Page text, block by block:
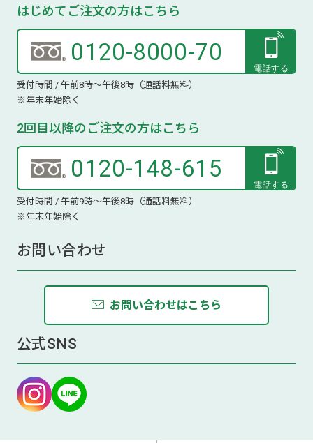
はじめてご注文の方はこちら
0120-8000-70
受付時間 / 午前8時～午後8時（通話料無料）
※年末年始除く
2回目以降のご注文の方はこちら
0120-148-615
受付時間 / 午前9時～午後8時（通話料無料）
※年末年始除く
お問い合わせ
お問い合わせはこちら
公式SNS